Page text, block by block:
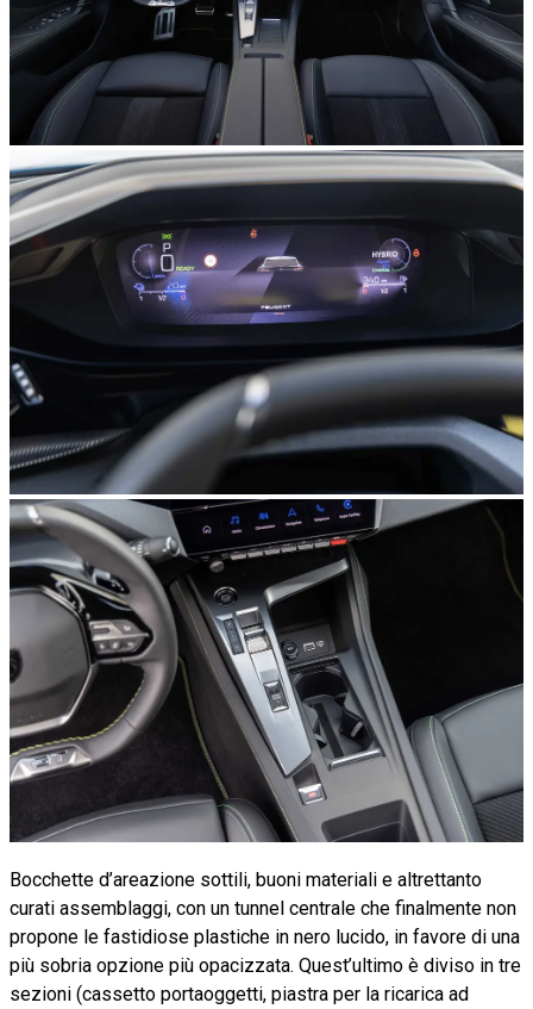
Bocchette d’areazione sottili, buoni materiali e altrettanto
curati assemblaggi, con un tunnel centrale che finalmente non
propone le fastidiose plastiche in nero lucido, in favore di una
più sobria opzione più opacizzata. Quest’ultimo è diviso in tre
sezioni (cassetto portaoggetti, piastra per la ricarica ad